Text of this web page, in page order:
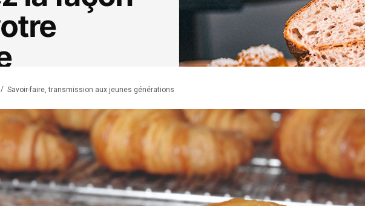
/ Savoir-faire, transmission aux jeunes générations